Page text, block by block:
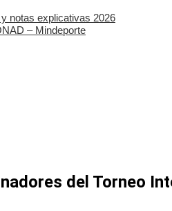
notas explicativas 2026
– Mindeporte
del Torneo